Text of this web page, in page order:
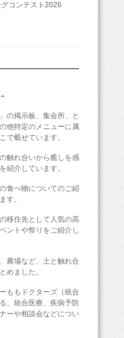
コンテスト2026
の掲示板、集会所、と
他特定のメニューに属
で載せています。
触れ合いから癒しを感
紹介しています。
食べ物についてのご紹
す。
移住先として人気の高
ントや祭りをご紹介し
農場など、土と触れ合
めました。
ももドクターズ（統合
、統合医療、疾病予防
ーや相談会などについ